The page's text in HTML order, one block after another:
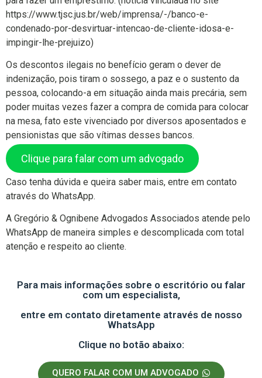
https://www.tjsc.jus.br/web/imprensa/-/banco-e-
condenado-por-desvirtuar-intencao-de-cliente-idosa-e-
impingir-lhe-prejuizo)
Os descontos ilegais no benefício geram o dever de
indenização, pois tiram o sossego, a paz e o sustento da
pessoa, colocando-a em situação ainda mais precária, sem
poder muitas vezes fazer a compra de comida para colocar
na mesa, fato este vivenciado por diversos aposentados e
pensionistas que são vítimas desses bancos.
Clique para falar com um advogado
Caso tenha dúvida e queira saber mais, entre em contato
através do WhatsApp.
A Gregório & Ognibene Advogados Associados atende pelo
WhatsApp de maneira simples e descomplicada com total
atenção e respeito ao cliente.
Para mais informações sobre o escritório ou falar
com um especialista,
entre em contato diretamente através de nosso
WhatsApp
Clique no botão abaixo:
QUERO FALAR COM UM ADVOGADO